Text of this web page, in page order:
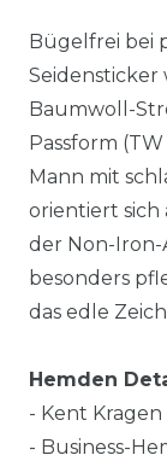
Bügelfrei bei
Seidensticker
Baumwoll-
Passform
Mann mit
orientiert sich
der Non-Iron-
besonders
das edle
Hemden
- Kent Kragen
- Business-